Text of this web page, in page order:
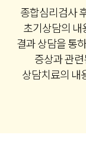
종합심리검사
초기상담의 내
결과 상담을 통
증상과 관
상담치료의 내